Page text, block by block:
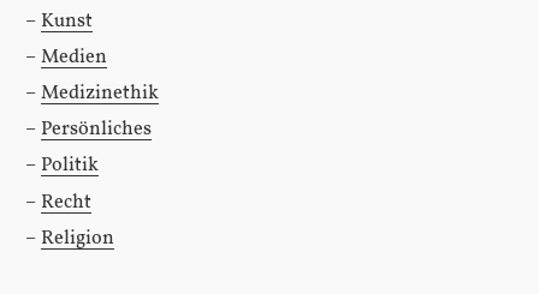
Kunst
Medien
Medizinethik
Persönliches
Politik
Recht
Religion